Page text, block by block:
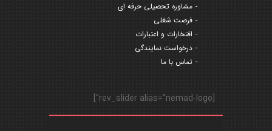
مشاوره تحصیلی حرفه ای
فرصت شغلی
افتخارات و اعتبارات
درخواست نمایندگی
تماس با ما
[rev_slider alias="nemad-logo"]